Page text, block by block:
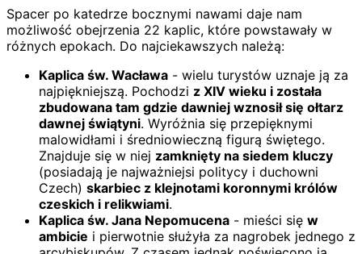
Spacer po katedrze bocznymi nawami daje nam
możliwość obejrzenia 22 kaplic, które powstawały w
różnych epokach. Do najciekawszych należą:
Kaplica św. Wacława - wielu turystów uznaje ją za
najpiękniejszą. Pochodzi z XIV wieku i została
zbudowana tam gdzie dawniej wznosił się ołtarz
dawnej świątyni. Wyróżnia się przepięknymi
malowidłami i średniowieczną figurą świętego.
Znajduje się w niej zamknięty na siedem kluczy
(posiadają je najważniejsi politycy i duchowni
Czech) skarbiec z klejnotami koronnymi królów
czeskich i relikwiami.
Kaplica św. Jana Nepomucena - mieści się w
ambicie i pierwotnie służyła za nagrobek jednego z